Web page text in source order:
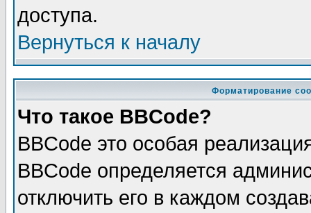
доступа.
Вернуться к началу
Форматирование
Что такое BBCode?
BBCode это особая
BBCode определяется
отключить его в каждом